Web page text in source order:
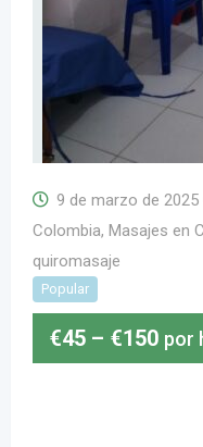
9 de marzo de 2025
Colombia, Masajes en
quiromasaje
Popular
€45 – €150 por